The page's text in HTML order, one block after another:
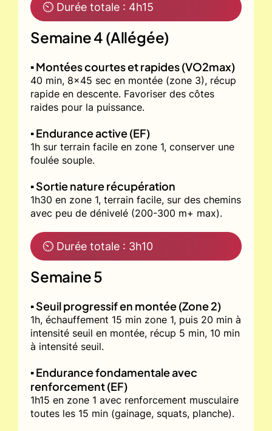
⏲ Durée totale : 4h15
Semaine 4 (Allégée)
▪️ Montées courtes et rapides (VO2max)
40 min, 8x45 sec en montée (zone 3), récup
rapide en descente. Favoriser des côtes
raides pour la puissance.
▪️ Endurance active (EF)
1h sur terrain facile en zone 1, conserver une
foulée souple.
▪️ Sortie nature récupération
1h30 en zone 1, terrain facile, sur des chemins
avec peu de dénivelé (200-300 m+ max).
⏲ Durée totale : 3h10
Semaine 5
▪️ Seuil progressif en montée (Zone 2)
1h, échauffement 15 min zone 1, puis 20 min à
intensité seuil en montée, récup 5 min, 10 min
à intensité seuil.
▪️ Endurance fondamentale avec
renforcement (EF)
1h15 en zone 1 avec renforcement musculaire
toutes les 15 min (gainage, squats, planche).